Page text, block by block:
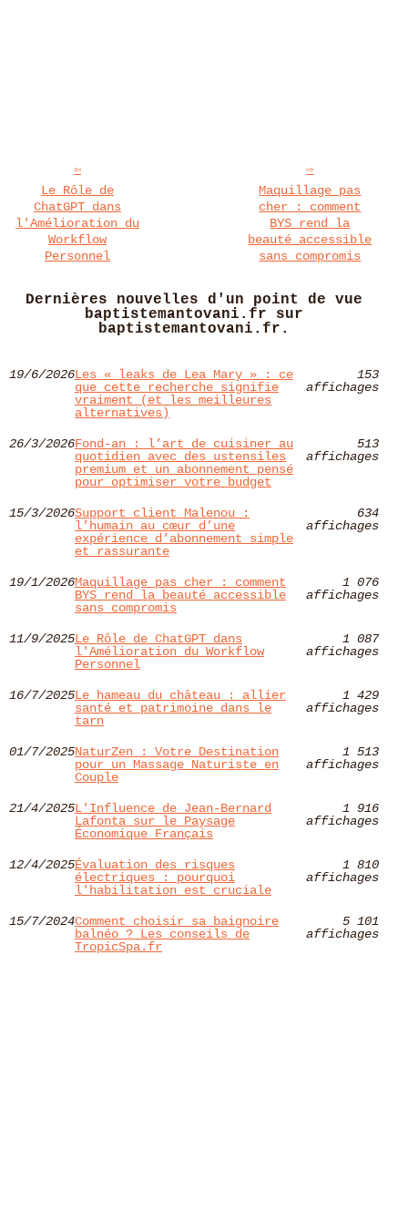
Le Rôle de
ChatGPT dans
l'Amélioration du
Workflow
Personnel
Maquillage pas
cher : comment
BYS rend la
beauté accessible
sans compromis
Dernières nouvelles d'un point de vue
baptistemantovani.fr sur
baptistemantovani.fr.
19/6/2026Les « leaks de Lea Mary » : ce
que cette recherche signifie
vraiment (et les meilleures
alternatives)
153
affichages
26/3/2026Fond‑an : l’art de cuisiner au
quotidien avec des ustensiles
premium et un abonnement pensé
pour optimiser votre budget
513
affichages
15/3/2026Support client Malenou :
l’humain au cœur d’une
expérience d’abonnement simple
et rassurante
634
affichages
19/1/2026Maquillage pas cher : comment
BYS rend la beauté accessible
sans compromis
1 076
affichages
11/9/2025Le Rôle de ChatGPT dans
l'Amélioration du Workflow
Personnel
1 087
affichages
16/7/2025Le hameau du château : allier
santé et patrimoine dans le
tarn
1 429
affichages
01/7/2025NaturZen : Votre Destination
pour un Massage Naturiste en
Couple
1 513
affichages
21/4/2025L'Influence de Jean-Bernard
Lafonta sur le Paysage
Économique Français
1 916
affichages
12/4/2025Évaluation des risques
électriques : pourquoi
l'habilitation est cruciale
1 810
affichages
15/7/2024Comment choisir sa baignoire
balnéo ? Les conseils de
TropicSpa.fr
5 101
affichages